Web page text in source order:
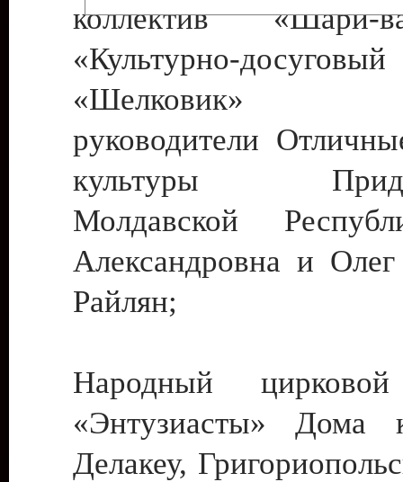
коллектив
«Культурно-
«Шелковик»
руководители
культуры
Молдавской
Александровна и
Райлян;
Народный цирковой
«Энтузиасты» Дома
Делакеу,